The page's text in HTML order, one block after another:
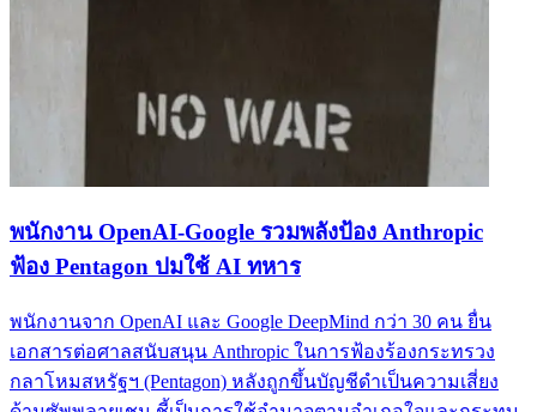
พนักงาน OpenAI-Google รวมพลังป้อง Anthropic
ฟ้อง Pentagon ปมใช้ AI ทหาร
พนักงานจาก OpenAI และ Google DeepMind กว่า 30 คน ยื่น
เอกสารต่อศาลสนับสนุน Anthropic ในการฟ้องร้องกระทรวง
กลาโหมสหรัฐฯ (Pentagon) หลังถูกขึ้นบัญชีดำเป็นความเสี่ยง